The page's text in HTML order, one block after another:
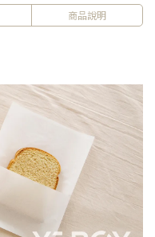
商品說明